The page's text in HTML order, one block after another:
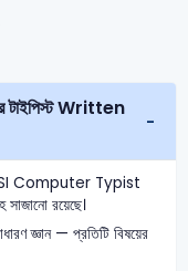
NSI Computer Typist
রয়েছে।
জ্ঞান — প্রতিটি বিষয়ের